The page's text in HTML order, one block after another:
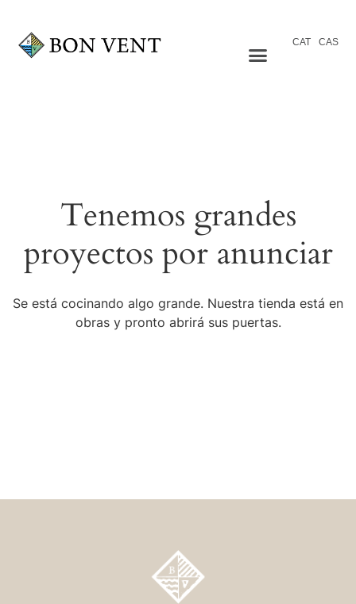
CAT CAS
Tenemos grandes
proyectos por anunciar
Se está cocinando algo grande. Nuestra tienda está en
obras y pronto abrirá sus puertas.